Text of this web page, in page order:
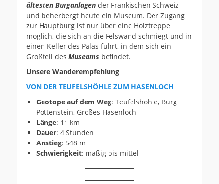
ältesten Burganlagen der Fränkischen Schweiz
und beherbergt heute ein Museum. Der Zugang
zur Hauptburg ist nur über eine Holztreppe
möglich, die sich an die Felswand schmiegt und in
einen Keller des Palas führt, in dem sich ein
Großteil des Museums befindet.
Unsere Wanderempfehlung
VON DER TEUFELSHÖHLE ZUM HASENLOCH
Geotope auf dem Weg: Teufelshöhle, Burg
Pottenstein, Großes Hasenloch
Länge: 11 km
Dauer: 4 Stunden
Anstieg: 548 m
Schwierigkeit: mäßig bis mittel